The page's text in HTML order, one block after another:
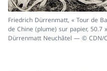
Friedrich Dürrenmatt, « Tour de
de Chine (plume) sur papier, 50.7
Dürrenmatt Neuchâtel — © CDN/